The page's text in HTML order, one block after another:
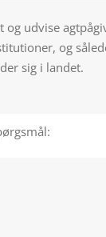
udvise
og
sig i landet.